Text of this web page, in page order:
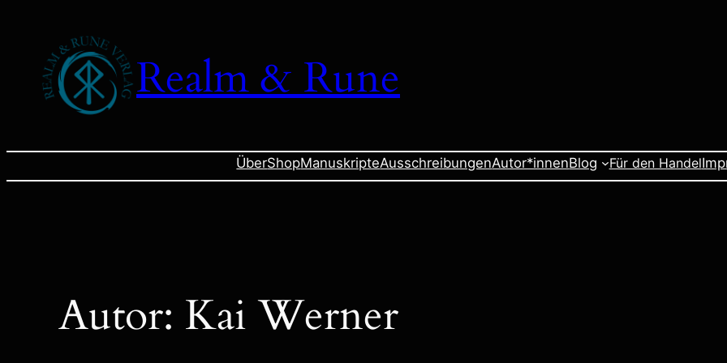
springen
Realm & Rune
ÜberShopManuskripteAusschreibungenAutor*innenBlog Für den Handel
Autor: Kai Werner